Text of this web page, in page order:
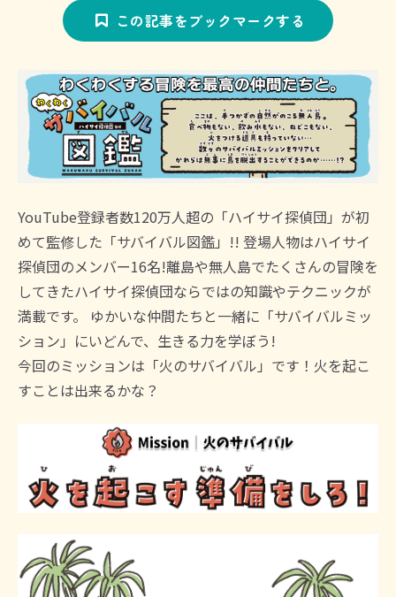
この記事をブックマークする
YouTube登録者数120万人超の「ハイサイ探偵団」が初
めて監修した「サバイバル図鑑」!! 登場人物はハイサイ
探偵団のメンバー16名!離島や無人島でたくさんの冒険を
してきたハイサイ探偵団ならではの知識やテクニックが
満載です。 ゆかいな仲間たちと一緒に「サバイバルミッ
ション」にいどんで、生きる力を学ぼう!
今回のミッションは「火のサバイバル」です！火を起こ
すことは出来るかな？